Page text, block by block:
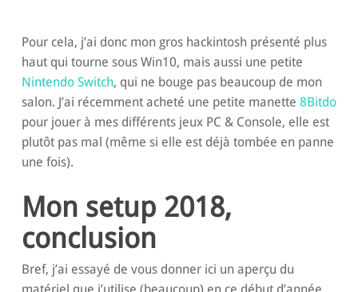
Pour cela, j’ai donc mon gros hackintosh présenté plus
haut qui tourne sous Win10, mais aussi une petite
Nintendo Switch, qui ne bouge pas beaucoup de mon
salon. J’ai récemment acheté une petite manette 8Bitdo
pour jouer à mes différents jeux PC & Console, elle est
plutôt pas mal (même si elle est déjà tombée en panne
une fois).
Mon setup 2018,
conclusion
Bref, j’ai essayé de vous donner ici un aperçu du